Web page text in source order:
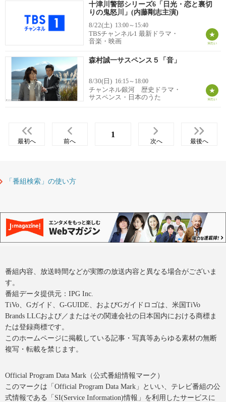
十津川警部シリーズ6「日光・恋と裏切
りの鬼怒川」(内藤剛志主演)
8/22(土) 13:00～15:40
TBSチャンネル1 最新ドラマ・
音楽・映画
森村誠一サスペンス５「音」
8/30(日) 16:15～18:00
チャンネル銀河 歴史ドラマ・
サスペンス・日本のうた
最初へ 前へ
1
次へ 最後へ
「番組検索」の使い方
番組内容、放送時間などが実際の放送内容と異なる場合がございま
す。
番組データ提供元：IPG Inc.
TiVo、Gガイド、G-GUIDE、およびGガイドロゴは、米国TiVo
Brands LLCおよび／またはその関連会社の日本国内における商標ま
たは登録商標です。
このホームページに掲載している記事・写真等あらゆる素材の無断
複写・転載を禁じます。
Official Program Data Mark（公式番組情報マーク）
このマークは「Official Program Data Mark」といい、テレビ番組の公
式情報である「SI(Service Information)情報」を利用したサービスに